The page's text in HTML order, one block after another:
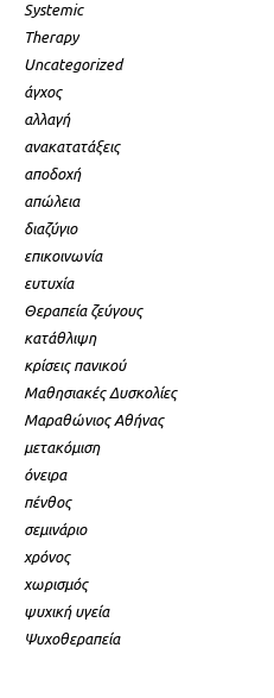
Systemic
Therapy
Uncategorized
άγχος
αλλαγή
ανακατατάξεις
αποδοχή
απώλεια
διαζύγιο
επικοινωνία
ευτυχία
Θεραπεία ζεύγους
κατάθλιψη
κρίσεις πανικού
Μαθησιακές Δυσκολίες
Μαραθώνιος Αθήνας
μετακόμιση
όνειρα
πένθος
σεμινάριο
χρόνος
χωρισμός
ψυχική υγεία
Ψυχοθεραπεία